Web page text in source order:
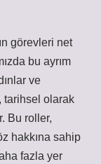
görevleri net
bu ayrım
ve
tarihsel olarak
Bu roller,
hakkına sahip
fazla yer